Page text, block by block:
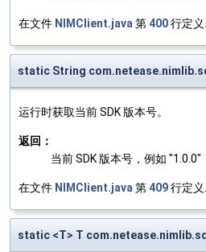
在文件 NIMClient.java第 400行定义.
static String
运行时获取当前 SDK 版本号。
返回：
当前 SDK 版本号，例如 "1.0.0"
在文件 NIMClient.java第 409行定义.
static <T> T